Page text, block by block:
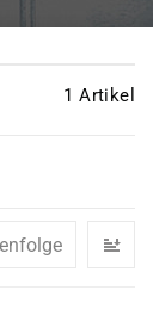
1 Artikel